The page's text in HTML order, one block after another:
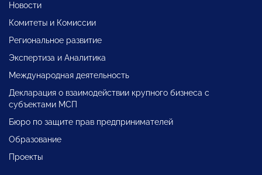
Новости
Комитеты и Комиссии
Региональное развитие
Экспертиза и Аналитика
Международная деятельность
Декларация о взаимодействии крупного бизнеса с
субъектами МСП
Бюро по защите прав предпринимателей
Образование
Проекты